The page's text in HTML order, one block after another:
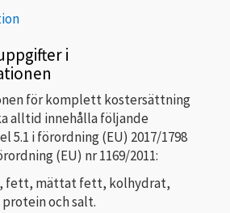
i
för komplett kostersättning
alltid innehålla följande
5.1 i förordning (EU) 2017/1798
(EU) nr 1169/2011:
fett, mättat fett, kolhydrat,
och salt.